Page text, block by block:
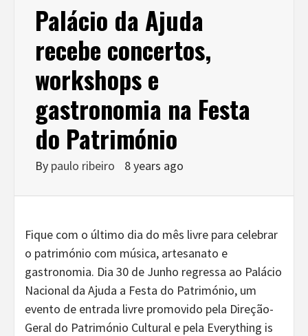
Palácio da Ajuda
recebe concertos,
workshops e
gastronomia na Festa
do Património
By paulo ribeiro 8 years ago
Fique com o último dia do mês livre para celebrar
o património com música, artesanato e
gastronomia. Dia 30 de Junho regressa ao Palácio
Nacional da Ajuda a Festa do Património, um
evento de entrada livre promovido pela Direção-
Geral do Património Cultural e pela Everything is